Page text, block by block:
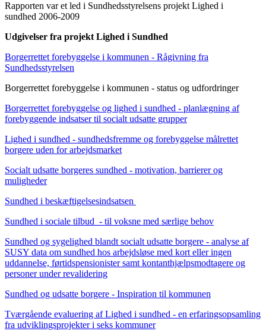
Rapporten var et led i Sundhedsstyrelsens projekt Lighed i
sundhed 2006-2009
Udgivelser fra projekt Lighed i Sundhed
Borgerrettet forebyggelse i kommunen - Rågivning fra
Sundhedsstyrelsen
Borgerrettet forebyggelse i kommunen - status og udfordringer
Borgerrettet forebyggelse og lighed i sundhed - planlægning af
forebyggende indsatser til socialt udsatte grupper
Lighed i sundhed - sundhedsfremme og forebyggelse målrettet
borgere uden for arbejdsmarket
Socialt udsatte borgeres sundhed - motivation, barrierer og
muligheder
Sundhed i beskæftigelsesindsatsen
Sundhed i sociale tilbud - til voksne med særlige behov
Sundhed og sygelighed blandt socialt udsatte borgere - analyse af
SUSY data om sundhed hos arbejdsløse med kort eller ingen
uddannelse, førtidspensionister samt kontanthjælpsmodtagere og
personer under revalidering
Sundhed og udsatte borgere - Inspiration til kommunen
Tværgående evaluering af Lighed i sundhed - en erfaringsopsamling
fra udviklingsprojekter i seks kommuner